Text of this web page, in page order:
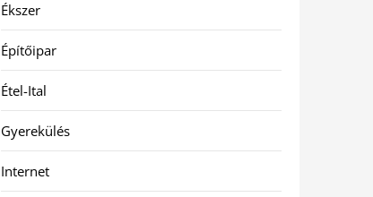
Ékszer
Építőipar
Étel-Ital
Gyerekülés
Internet